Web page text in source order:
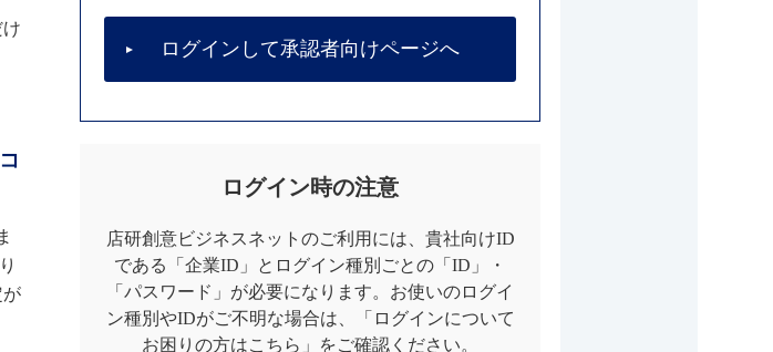
が
ログインして承認者向けページへ
ログイン時の注意
店研創意ビジネスネットのご利用には、貴社向けID
である「企業ID」とログイン種別ごとの「ID」・
「パスワード」が必要になります。お使いのログイ
ン種別やIDがご不明な場合は、「ログインについて
お困りの方はこちら」をご確認ください。